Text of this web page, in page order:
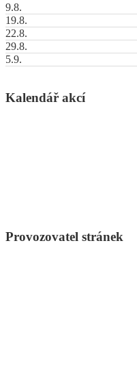
9.8.
19.8.
22.8.
29.8.
5.9.
Kalendář akcí
Provozovatel stránek